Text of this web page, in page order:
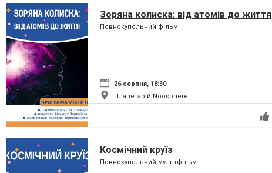
Зоряна колиска: від атомів до життя
Повнокупольний фільм
26 серпня, 18:30
Планетарій Noosphere
Космічний круїз
Повнокупольний мультфільм